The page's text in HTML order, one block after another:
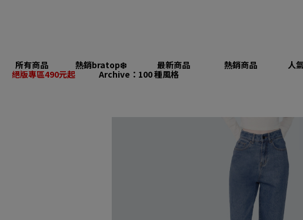
所有商品 熱銷bratop❄️ 最新商品 熱銷商品 人
絕版專區490元起
Archive：100 種風格